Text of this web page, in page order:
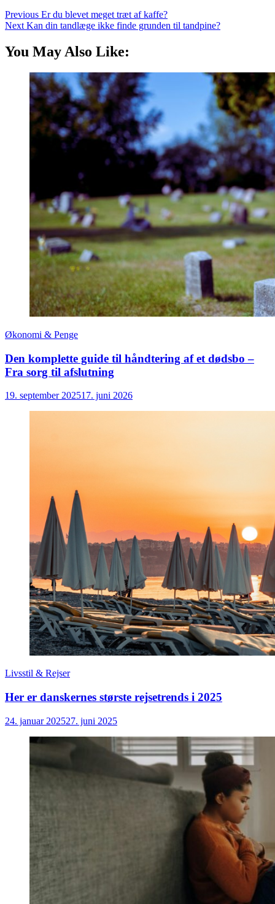
Previous Er du blevet meget træt af kaffe?
Next Kan din tandlæge ikke finde grunden til tandpine?
You May Also Like:
Økonomi & Penge
Den komplette guide til håndtering af et dødsbo –
Fra sorg til afslutning
19. september 202517. juni 2026
Livsstil & Rejser
Her er danskernes største rejsetrends i 2025
24. januar 202527. juni 2025